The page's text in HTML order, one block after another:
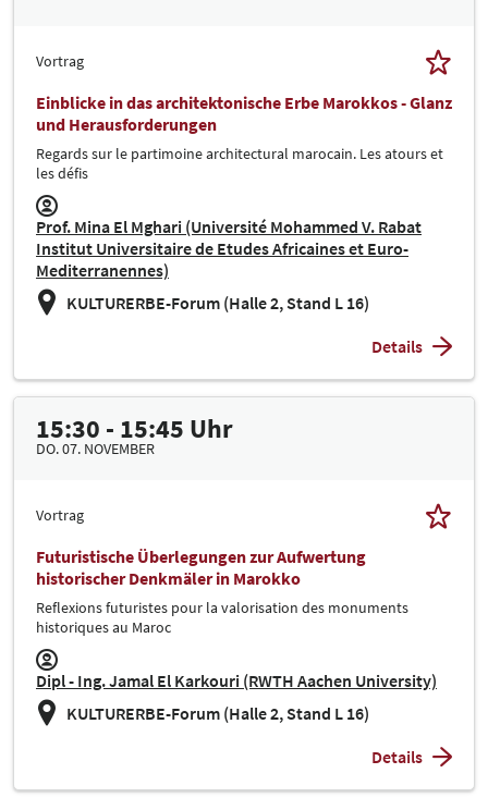
Vortrag
Einblicke in das architektonische Erbe Marokkos - Glanz
und Herausforderungen
Regards sur le partimoine architectural marocain. Les atours et
les défis
Prof. Mina El Mghari (Université Mohammed V. Rabat
Institut Universitaire de Etudes Africaines et Euro-
Mediterranennes)
KULTURERBE-Forum (Halle 2, Stand L 16)
Details
15:30 - 15:45 Uhr
DO. 07. NOVEMBER
Vortrag
Futuristische Überlegungen zur Aufwertung
historischer Denkmäler in Marokko
Reflexions futuristes pour la valorisation des monuments
historiques au Maroc
Dipl - Ing. Jamal El Karkouri (RWTH Aachen University)
KULTURERBE-Forum (Halle 2, Stand L 16)
Details